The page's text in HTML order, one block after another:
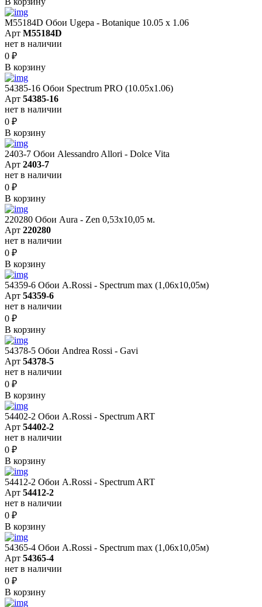
M55184D Обои Ugepa - Botanique 10.05 х 1.06
Арт M55184D
нет в наличии
0 ₽
В корзину
54385-16 Обои Spectrum PRO (10.05х1.06)
Арт 54385-16
нет в наличии
0 ₽
В корзину
2403-7 Обои Alessandro Allori - Dolce Vita
Арт 2403-7
нет в наличии
0 ₽
В корзину
220280 Обои Aura - Zen 0,53х10,05 м.
Арт 220280
нет в наличии
0 ₽
В корзину
54359-6 Обои A.Rossi - Spectrum max (1,06x10,05м)
Арт 54359-6
нет в наличии
0 ₽
В корзину
54378-5 Обои Andrea Rossi - Gavi
Арт 54378-5
нет в наличии
0 ₽
В корзину
54402-2 Обои A.Rossi - Spectrum ART
Арт 54402-2
нет в наличии
0 ₽
В корзину
54412-2 Обои A.Rossi - Spectrum ART
Арт 54412-2
нет в наличии
0 ₽
В корзину
54365-4 Обои A.Rossi - Spectrum max (1,06x10,05м)
Арт 54365-4
нет в наличии
0 ₽
В корзину